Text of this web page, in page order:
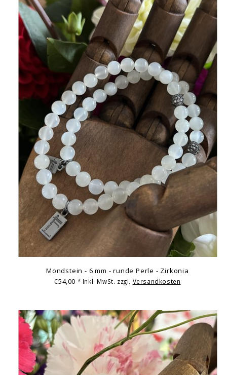
Mondstein - 6 mm - runde Perle - Zirkonia
€54,00 * Inkl. MwSt. zzgl. Versandkosten